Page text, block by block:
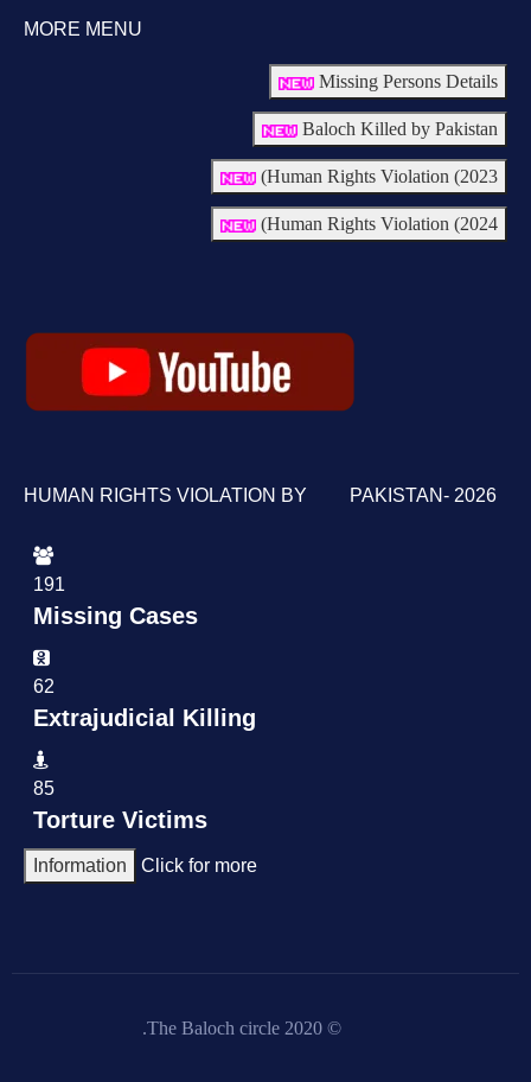
MORE MENU
Missing Persons Details
Baloch Killed by Pakistan
Human Rights Violation (2023)
Human Rights Violation (2024)
HUMAN RIGHTS VIOLATION BY PAKISTAN- 2026
191
Missing Cases
62
Extrajudicial Killing
85
Torture Victims
Click for more
Information
© 2020 The Baloch circle.